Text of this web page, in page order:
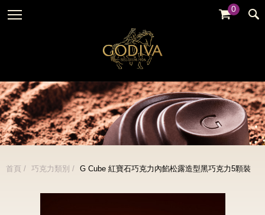
0
全部
品牌活動
全部
暢銷系列
金裝禮盒
松露禮盒
全部
牛奶巧克力
白巧克力
綜合巧克力
冰淇淋
婚禮系列
GODIVA故事
GODIVA品質承諾
GODIVA大師團隊
首頁 巧克力類別 G Cube 紅寶石巧克力內餡松露造型黑巧克力5顆裝